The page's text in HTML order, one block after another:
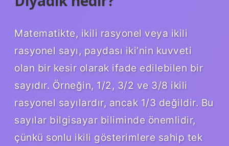
Matematikte, ikili rasyonel veya ikili
rasyonel sayı, paydası iki’nin kuvveti
olan bir kesir olarak ifade edilebilen bir
sayıdır. Örneğin, 1/2, 3/2 ve 3/8 ikili
rasyonel sayılardır, ancak 1/3 değildir. Bu
sayılar bilgisayar biliminde önemlidir,
çünkü sonlu ikili gösterimlere sahip tek